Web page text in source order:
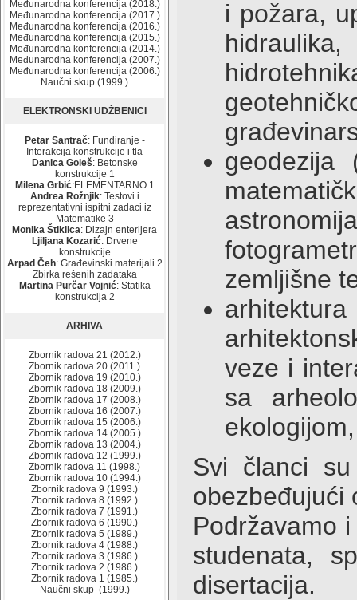
Međunarodna konferencija (2018.)
Međunarodna konferencija (2017.)
Međunarodna konferencija (2016.)
Međunarodna konferencija (2015.)
Međunarodna konferencija (2014.)
Međunarodna konferencija (2007.)
Međunarodna konferencija (2006.)
Naučni skup (1999.)
ELEKTRONSKI UDŽBENICI
Petar Santrač: Fundiranje -
Interakcija konstrukcije i tla
Danica Goleš: Betonske
konstrukcije 1
Milena Grbić:ELEMENTARNO.1
Andrea Rožnjik: Testovi i
reprezentativni ispitni zadaci iz
Matematike 3
Monika Štiklica: Dizajn enterijera
Ljiljana Kozarić: Drvene
konstrukcije
Arpad Čeh: Građevinski materijali 2
Zbirka rešenih zadataka
Martina Purčar Vojnić: Statika
konstrukcija 2
ARHIVA
Zbornik radova 21 (2012.)
Zbornik radova 20 (2011.)
Zbornik radova 19 (2010.)
Zbornik radova 18 (2009.)
Zbornik radova 17 (2008.)
Zbornik radova 16 (2007.)
Zbornik radova 15 (2006.)
Zbornik radova 14 (2005.)
Zbornik radova 13 (2004.)
Zbornik radova 12 (1999.)
Zbornik radova 11 (1998.)
Zbornik radova 10 (1994.)
Zbornik radova 9 (1993.)
Zbornik radova 8 (1992.)
Zbornik radova 7 (1991.)
Zbornik radova 6 (1990.)
Zbornik radova 5 (1989.)
Zbornik radova 4 (1988.)
Zbornik radova 3 (1986.)
Zbornik radova 2 (1986.)
Zbornik radova 1 (1985.)
Naučni skup (1999.)
i požara,
geodezija
zemljišne
veze i
sa
Svi članci su
obezbeđujući
Podržavamo
studenata,
disertacija.